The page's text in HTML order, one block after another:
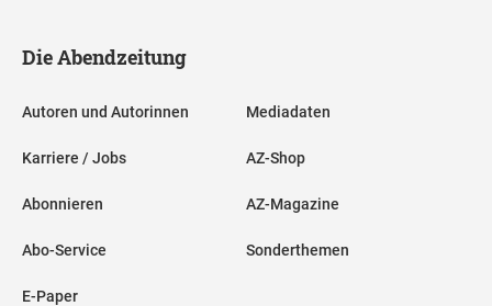
Die Abendzeitung
Autoren und Autorinnen
Karriere / Jobs
Abonnieren
Abo-Service
E-Paper
Mediadaten
AZ-Shop
AZ-Magazine
Sonderthemen